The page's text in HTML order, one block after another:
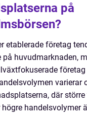
på
etablerade företag
på huvudmarknaden,
varierar
där
handelsvolymer